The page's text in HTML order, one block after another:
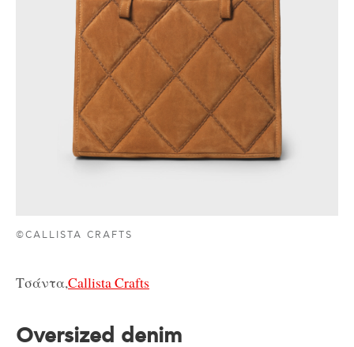
©CALLISTA CRAFTS
Τσάντα,Callista Crafts
Oversized denim